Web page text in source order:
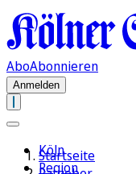
AboAbonnieren
Anmelden
Köln
Region
Startseite